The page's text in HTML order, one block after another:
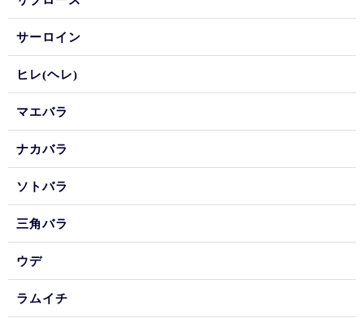
サーロイン
ヒレ(ヘレ)
マエバラ
ナカバラ
ソトバラ
三角バラ
ウデ
ラムイチ